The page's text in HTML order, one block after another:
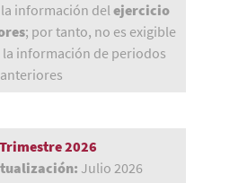
información delejercicio
; por tanto, no es exigible
la información de periodos
anteriores
2026
Julio 2026